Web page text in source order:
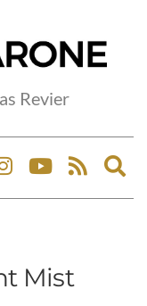
Revier
Mist